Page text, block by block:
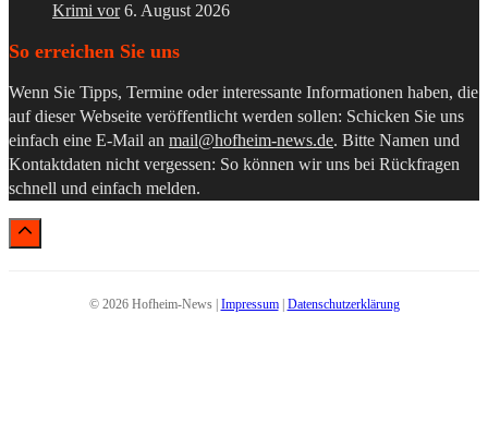
Krimi vor 6. August 2026
So erreichen Sie uns
Wenn Sie Tipps, Termine oder interessante Informationen haben, die
auf dieser Webseite veröffentlicht werden sollen: Schicken Sie uns
einfach eine E-Mail an mail@hofheim-news.de. Bitte Namen und
Kontaktdaten nicht vergessen: So können wir uns bei Rückfragen
schnell und einfach melden.
© 2026 Hofheim-News | Impressum| Datenschutzerklärung